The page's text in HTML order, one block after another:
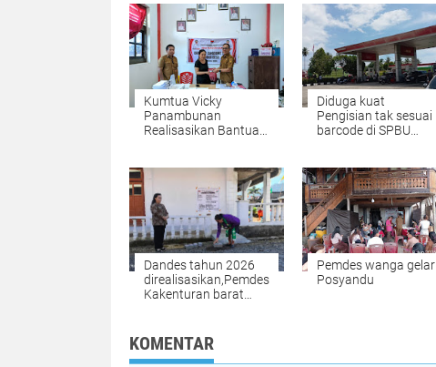
Kumtua Vicky
Panambunan
Realisasikan Bantuan
Diduga kuat
Pengisian tak sesuai
barcode di SPBU
Dandes tahun 2026
direalisasikan,Pemdes
Kakenturan barat
Pemdes wanga gelar
Posyandu
KOMENTAR